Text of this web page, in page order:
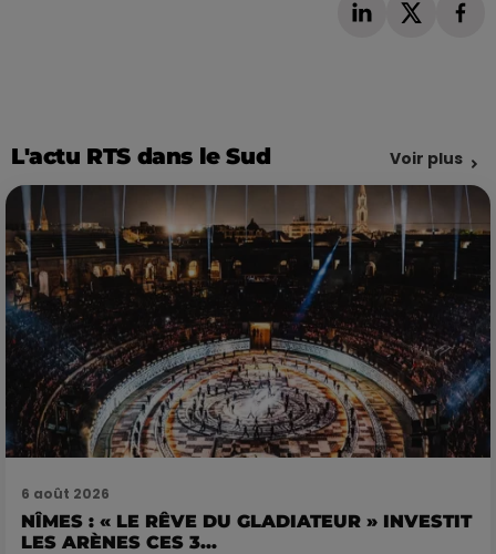
L'actu RTS dans le Sud Voir plus
6 août 2026
NÎMES : « LE RÊVE DU GLADIATEUR » INVESTIT
LES ARÈNES CES 3...